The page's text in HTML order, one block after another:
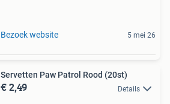
Bezoek website 5 mei 26
Servetten Paw Patrol Rood (20st)
€ 2,49 Details